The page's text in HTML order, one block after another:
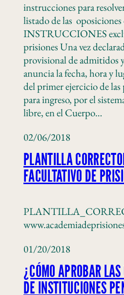
instrucciones para
listado de las
INSTRUCCIONES
prisiones Una vez
provisional de admitidos
anuncia la fecha, hora y
del primer ejercicio de las
para ingreso, por el
libre, en el Cuerpo…
02/06/2018
PLANTILLA
FACULTATIVO DE
01/20/2018
¿CÓMO APROBAR
DE INSTITUCIONES